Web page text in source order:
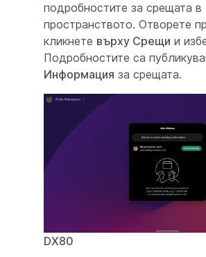
подробностите за срещата в
пространството. Отворете
кликнете върху Срещи и
Подробностите са
Информация за срещата.
DX80